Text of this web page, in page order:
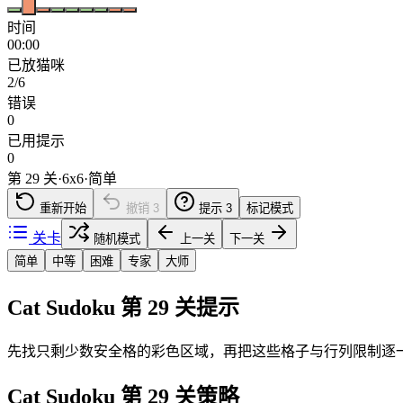
时间
00:00
已放猫咪
2/6
错误
0
已用提示
0
第 29 关·6x6·简单
重新开始 撤销 3 提示 3 标记模式
关卡 随机模式 上一关
下一关
简单
中等 困难 专家 大师
Cat Sudoku 第 29 关提示
先找只剩少数安全格的彩色区域，再把这些格子与行列限制逐
Cat Sudoku 第 29 关策略